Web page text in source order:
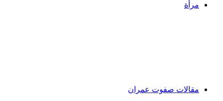
مرأة
مقالات صفوت عمران